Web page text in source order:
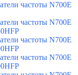
частоты N700E
частоты N700E
частоты N700E
частоты N700E